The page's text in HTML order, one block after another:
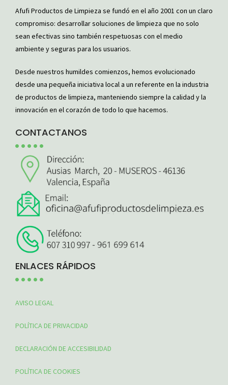
Afufi Productos de Limpieza se fundó en el año 2001 con un claro
compromiso: desarrollar soluciones de limpieza que no solo
sean efectivas sino también respetuosas con el medio
ambiente y seguras para los usuarios.
Desde nuestros humildes comienzos, hemos evolucionado
desde una pequeña iniciativa local a un referente en la industria
de productos de limpieza, manteniendo siempre la calidad y la
innovación en el corazón de todo lo que hacemos.
CONTACTANOS
ENLACES RÁPIDOS
AVISO LEGAL
POLÍTICA DE PRIVACIDAD
DECLARACIÓN DE ACCESIBILIDAD
POLÍTICA DE COOKIES